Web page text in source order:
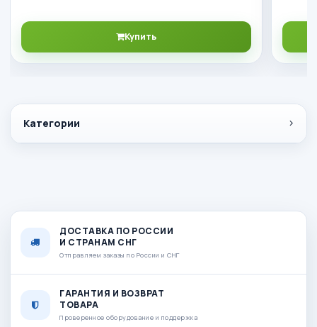
Категории
Купить
ДОСТАВКА ПО РОССИИ
И СТРАНАМ СНГ
Отправляем заказы по России и СНГ
ГАРАНТИЯ И ВОЗВРАТ
ТОВАРА
Проверенное оборудование и поддержка